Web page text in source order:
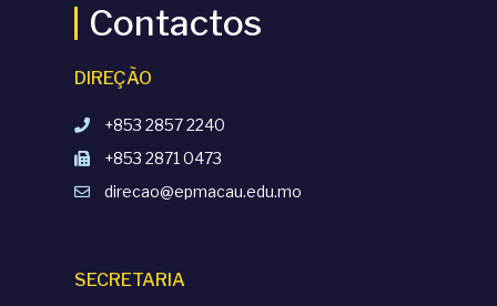
Contactos
DIREÇÃO
+853 2857 2240
+853 2871 0473
direcao@epmacau.edu.mo
SECRETARIA